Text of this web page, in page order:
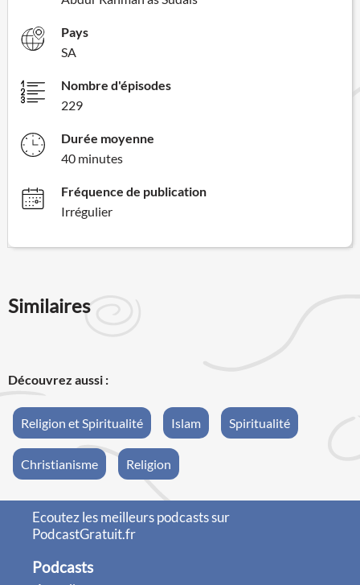
Pays
SA
Nombre d'épisodes
229
Durée moyenne
40 minutes
Fréquence de publication
Irrégulier
Similaires
Découvrez aussi :
Religion et Spiritualité Islam Spiritualité
Christianisme Religion
Ecoutez les meilleurs podcasts sur
PodcastGratuit.fr
Podcasts